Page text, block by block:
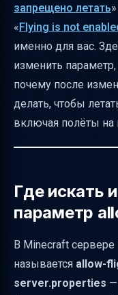
Можно ли
включения
Почему в
только в
Что делать,
запускается
сохранить
Как
ошибок
Таблица
значений
запрещено летать
«Flying is not
именно для вас.
изменить
почему после
делать, чтобы
включая полёты на
Где искать
параметр
В Minecraft
называется allow-
server.properties